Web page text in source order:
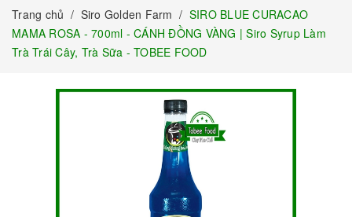
Trang chủ / Siro Golden Farm / SIRO BLUE CURACAO
MAMA ROSA - 700ml - CÁNH ĐỒNG VÀNG | Siro Syrup Làm
Trà Trái Cây, Trà Sữa - TOBEE FOOD